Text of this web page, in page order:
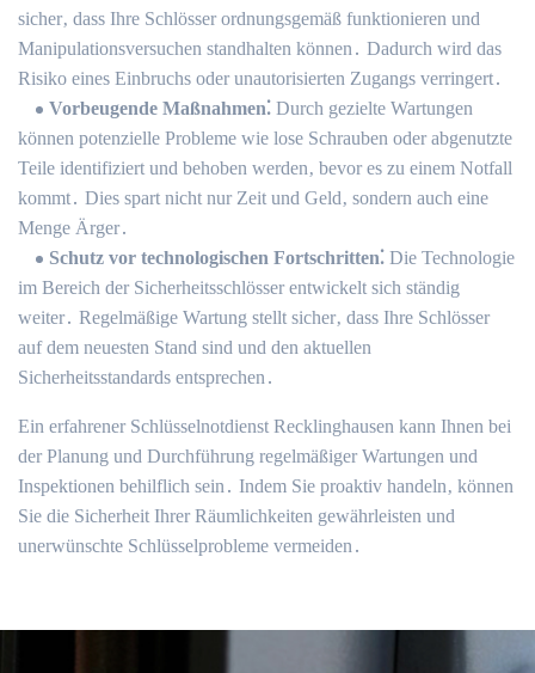
sicher‚ dass Ihre Schlösser ordnungsgemäß funktionieren und
Manipulationsversuchen standhalten können․ Dadurch wird das
Risiko eines Einbruchs oder unautorisierten Zugangs verringert․
Vorbeugende Maßnahmen⁚ Durch gezielte Wartungen
können potenzielle Probleme wie lose Schrauben oder abgenutzte
Teile identifiziert und behoben werden‚ bevor es zu einem Notfall
kommt․ Dies spart nicht nur Zeit und Geld‚ sondern auch eine
Menge Ärger․
Schutz vor technologischen Fortschritten⁚ Die Technologie
im Bereich der Sicherheitsschlösser entwickelt sich ständig
weiter․ Regelmäßige Wartung stellt sicher‚ dass Ihre Schlösser
auf dem neuesten Stand sind und den aktuellen
Sicherheitsstandards entsprechen․
Ein erfahrener Schlüsselnotdienst Recklinghausen kann Ihnen bei
der Planung und Durchführung regelmäßiger Wartungen und
Inspektionen behilflich sein․ Indem Sie proaktiv handeln‚ können
Sie die Sicherheit Ihrer Räumlichkeiten gewährleisten und
unerwünschte Schlüsselprobleme vermeiden․